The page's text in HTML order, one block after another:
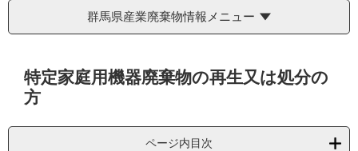
群馬県産業廃棄物情報メニュー
特定家庭用機器廃棄物の再生又は処分の
方
ページ内目次